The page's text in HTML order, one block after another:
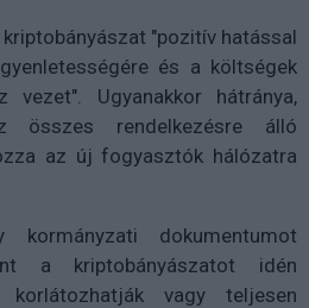
"pozitív hatással
és a költségek
vezet". Ugyanakkor hátránya,
összes rendelkezésre álló
az új fogyasztók hálózatra
dokumentumot
a kriptobányászatot idén
vagy teljesen